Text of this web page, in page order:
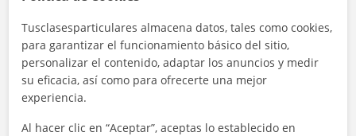
Tusclasesparticulares almacena datos, tales como cookies,
para garantizar el funcionamiento básico del sitio,
personalizar el contenido, adaptar los anuncios y medir
su eficacia, así como para ofrecerte una mejor
experiencia.
Al hacer clic en “Aceptar”, aceptas lo establecido en